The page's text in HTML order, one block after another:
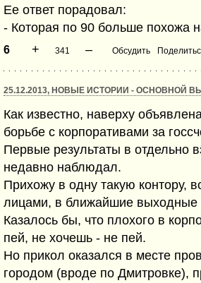
Ее ответ порадовал:
- Которая по 90 больше похожа
6 + 341 – Обсудить
25.12.2013, НОВЫЕ ИСТОРИИ - ОСНОВНОЙ
Как известно, наверху
борьбе с корпоративами за
Первые результаты в отдельно
недавно наблюдал.
Прихожу в одну такую контору,
лицами, в ближайшие выходные
Казалось бы, что плохого в
пей, не хочешь - не пей.
Но прикол оказался в месте
городом (вроде по Дмитровке),